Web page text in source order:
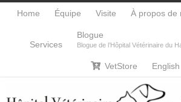
Home Équipe Visite À propos de
Services
Blogue
Blogue de l’Hôpital Vétérinaire du
 VetStore English